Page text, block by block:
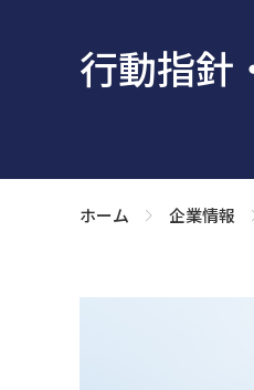
行動指針
ホーム 企業情報